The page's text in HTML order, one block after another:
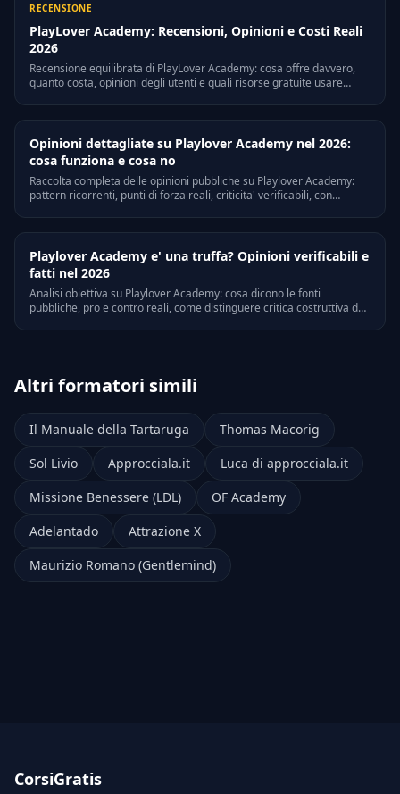
RECENSIONE
PlayLover Academy: Recensioni, Opinioni e Costi Reali
2026
Recensione equilibrata di PlayLover Academy: cosa offre davvero,
quanto costa, opinioni degli utenti e quali risorse gratuite usare
Opinioni dettagliate su Playlover Academy nel 2026:
cosa funziona e cosa no
Raccolta completa delle opinioni pubbliche su Playlover Academy:
pattern ricorrenti, punti di forza reali, criticita' verificabili, con
Playlover Academy e' una truffa? Opinioni verificabili e
fatti nel 2026
Analisi obiettiva su Playlover Academy: cosa dicono le fonti
pubbliche, pro e contro reali, come distinguere critica costruttiva da
Altri formatori simili
Il Manuale della Tartaruga
Thomas Macorig
Sol Livio
Approcciala.it
Luca di approcciala.it
Missione Benessere (LDL)
OF Academy
Adelantado
Attrazione X
Maurizio Romano (Gentlemind)
CorsiGratis